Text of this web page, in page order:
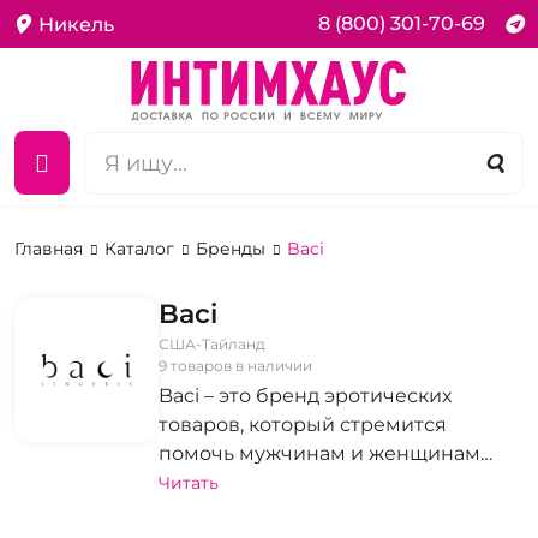
Никель 8 (800) 301-70-69
Главная Каталог Бренды Baci
Baci
США-Тайланд
9 товаров в наличии
Baci – это бренд эротических
товаров, который стремится
помочь мужчинам и женщинам
открывать новые грани своей
Читать